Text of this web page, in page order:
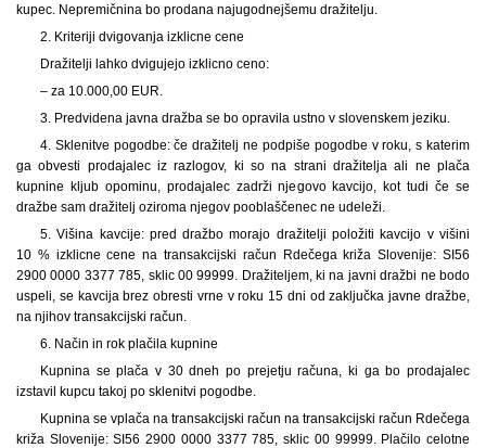
kupec. Nepremičnina bo prodana najugodnejšemu dražitelju.
2. Kriteriji dvigovanja izklicne cene
Dražitelji lahko dvigujejo izklicno ceno:
– za 10.000,00 EUR.
3. Predvidena javna dražba se bo opravila ustno v slovenskem jeziku.
4. Sklenitve pogodbe: če dražitelj ne podpiše pogodbe v roku, s katerim
ga obvesti prodajalec iz razlogov, ki so na strani dražitelja ali ne plača
kupnine kljub opominu, prodajalec zadrži njegovo kavcijo, kot tudi če se
dražbe sam dražitelj oziroma njegov pooblaščenec ne udeleži.
5. Višina kavcije: pred dražbo morajo dražitelji položiti kavcijo v višini
10 % izklicne cene na transakcijski račun Rdečega križa Slovenije: SI56
2900 0000 3377 785, sklic 00 99999. Dražiteljem, ki na javni dražbi ne bodo
uspeli, se kavcija brez obresti vrne v roku 15 dni od zaključka javne dražbe,
na njihov transakcijski račun.
6. Način in rok plačila kupnine
Kupnina se plača v 30 dneh po prejetju računa, ki ga bo prodajalec
izstavil kupcu takoj po sklenitvi pogodbe.
Kupnina se vplača na transakcijski račun na transakcijski račun Rdečega
križa Slovenije: SI56 2900 0000 3377 785, sklic 00 99999. Plačilo celotne